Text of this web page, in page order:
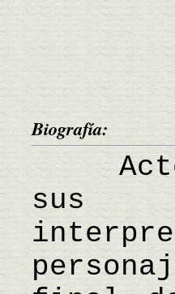
Biografía:
Actor
sus